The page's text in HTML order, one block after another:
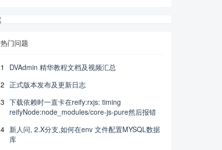
热门问题
1
DVAdmin 精华教程文档及视频汇总
2 正式版本发布及更新日志
3 下载依赖时一直卡在reify:rxjs: timing
reifyNode:node_modules/core-js-pure然后报错
4 新人问, 2.X分支,如何在env 文件配置MYSQL数据
库